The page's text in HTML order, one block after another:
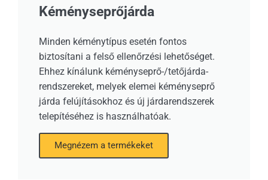
Kéményseprőjárda
Minden kéménytípus esetén fontos
biztosítani a felső ellenőrzési lehetőséget.
Ehhez kínálunk kéményseprő-/tetőjárda-
rendszereket, melyek elemei kéményseprő
járda felújításokhoz és új járdarendszerek
telepítéséhez is használhatóak.
Megnézem a termékeket